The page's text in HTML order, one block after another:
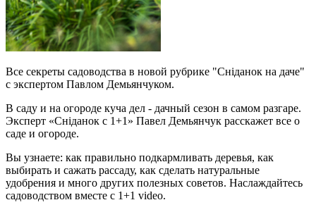
Все секреты садоводства в новой рубрике "Сніданок на даче"
с экспертом Павлом Демьянчуком.
В саду и на огороде куча дел - дачный сезон в самом разгаре.
Эксперт «Сніданок с 1+1» Павел Демьянчук расскажет все о
саде и огороде.
Вы узнаете: как правильно подкармливать деревья, как
выбирать и сажать рассаду, как сделать натуральные
удобрения и много других полезных советов. Наслаждайтесь
садоводством вместе с 1+1 video.